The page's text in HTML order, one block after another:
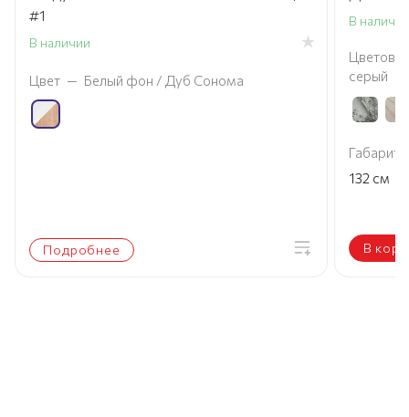
#1
В наличии
Цвет — Белый фон / Дуб Сонома
Подробнее
В наличии
серый
Габариты
132 см
В